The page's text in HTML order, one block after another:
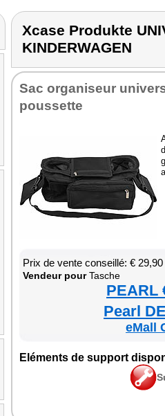
Xcase Produkte
KINDERWAGEN
Sac orga­ni­seur
pous­sette
Prix de vente conseillé: € 29,90
Ven­deur pourTasche
PEARL
Pearl
eMall
Elé­ments de sup­port